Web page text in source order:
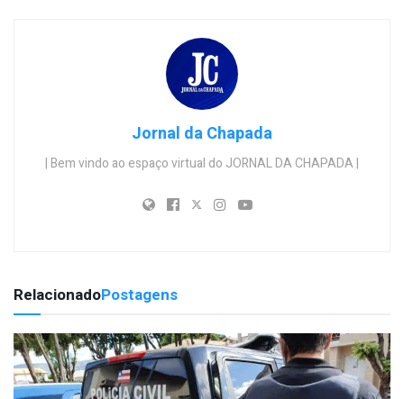
Jornal da Chapada
| Bem vindo ao espaço virtual do JORNAL DA CHAPADA |
RelacionadoPostagens